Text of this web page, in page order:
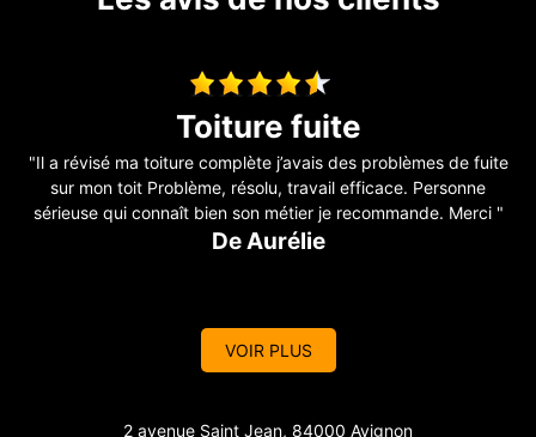
Avis traveaux
"Artisan qui connaît très bien son métier vraie équipe de
professionnels que je recommande à tous très satisfait de mes
travaux pour ma toiture "
De Muriel
VOIR PLUS
2 avenue Saint Jean, 84000 Avignon